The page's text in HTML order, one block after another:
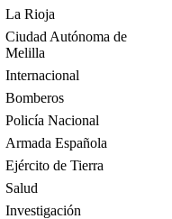
La Rioja
Ciudad Autónoma de
Melilla
Internacional
Bomberos
Policía Nacional
Armada Española
Ejército de Tierra
Salud
Investigación